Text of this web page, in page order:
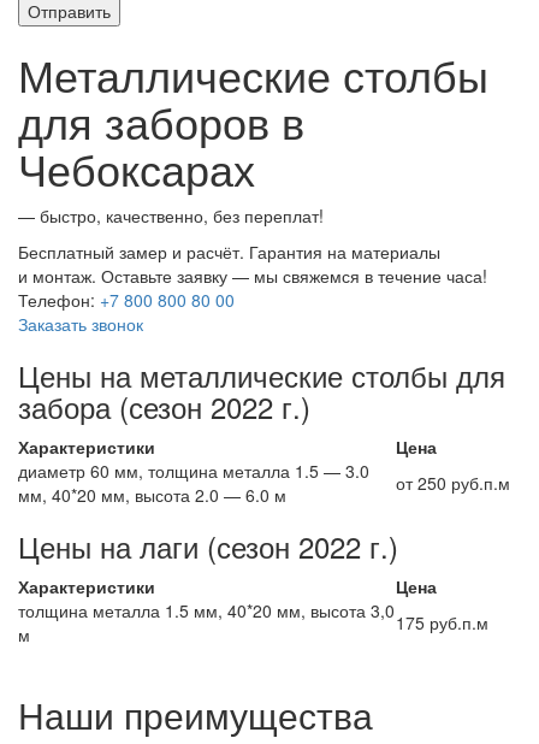
Металлические столбы
для заборов в
Чебоксарах
— быстро, качественно, без переплат!
Бесплатный замер и расчёт. Гарантия на материалы
и монтаж. Оставьте заявку — мы свяжемся в течение часа!
Телефон: +7 800 800 80 00
Заказать звонок
Цены на металлические столбы для
забора (сезон 2022 г.)
Характеристики
Цена
диаметр 60 мм, толщина металла 1.5 — 3.0
мм, 40*20 мм, высота 2.0 — 6.0 м
от 250 руб.п.м
Цены на лаги (сезон 2022 г.)
Характеристики
Цена
толщина металла 1.5 мм, 40*20 мм, высота 3,0
м
175 руб.п.м
Наши преимущества